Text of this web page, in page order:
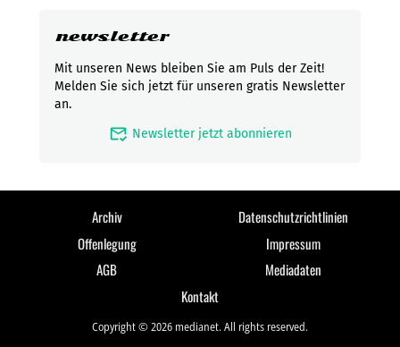
newsletter
Mit unseren News bleiben Sie am Puls der Zeit!
Melden Sie sich jetzt für unseren gratis Newsletter
an.
mark_email_read Newsletter jetzt abonnieren
Archiv
Datenschutzrichtlinien
Offenlegung
Impressum
AGB
Mediadaten
Kontakt
Copyright © 2026 medianet. All rights reserved.